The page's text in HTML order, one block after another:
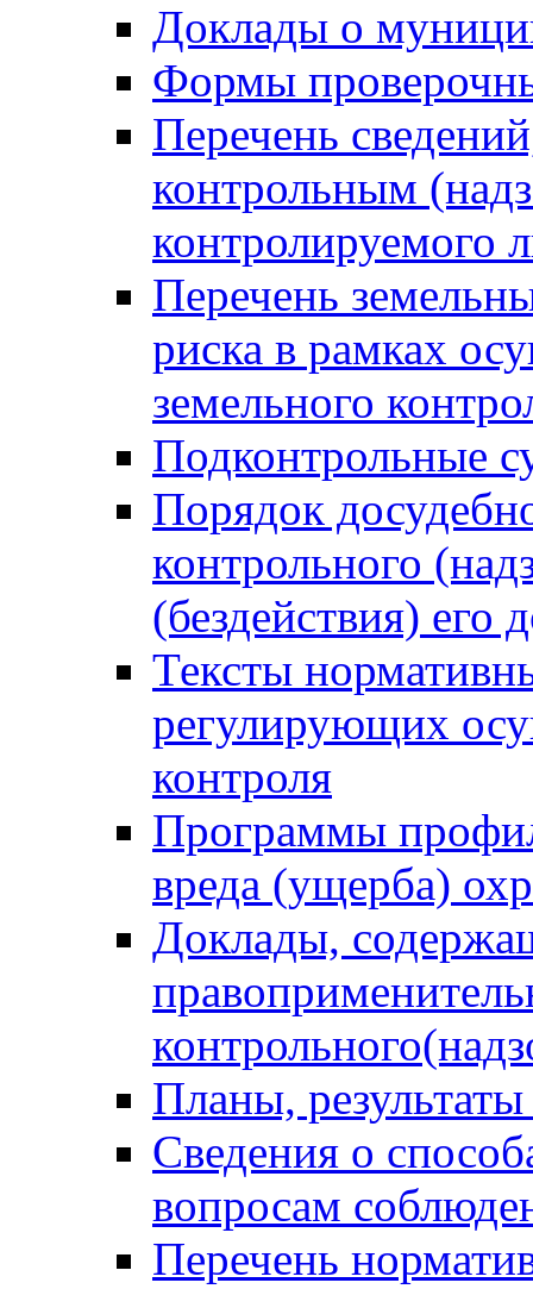
Доклады о
Формы
Перечень
контрольным
контролируемого
Перечень
риска в рамках
земельного
Подконтрольные
Порядок
контрольного
(бездействия)
Тексты
регулирующих
контроля
Программы
вреда (ущерба)
Доклады,
Планы,
Сведения о
вопросам
Перечень